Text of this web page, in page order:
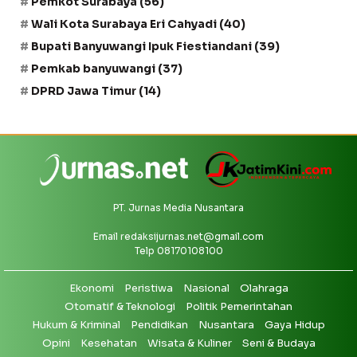
Wali Kota Surabaya Eri Cahyadi (40)
Bupati Banyuwangi Ipuk Fiestiandani (39)
Pemkab banyuwangi (37)
DPRD Jawa Timur (14)
PT. Jurnas Media Nusantara
Email redaksijurnas.net@gmail.com
Telp 08170108100
Ekonomi Peristiwa Nasional
Olahraga
Otomatif & Teknologi
Politik Pemerintahan
Hukum & Kriminal
Pendidikan Nusantara
Gaya Hidup
Opini
Kesehatan Wisata & Kuliner Seni & Budaya